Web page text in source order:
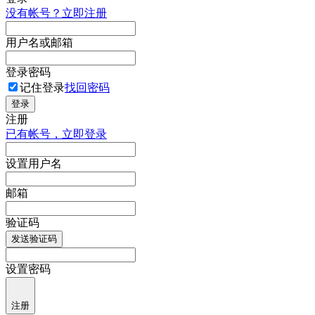
没有帐号？立即注册
用户名或邮箱
登录密码
记住登录找回密码
登录
注册
已有帐号，立即登录
设置用户名
邮箱
验证码
发送验证码
设置密码
注册